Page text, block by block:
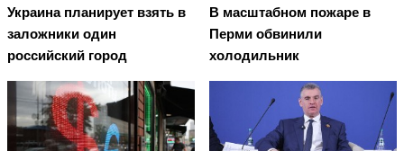
Украина планирует взять в
заложники один
российский город
В масштабном пожаре в
Перми обвинили
холодильник